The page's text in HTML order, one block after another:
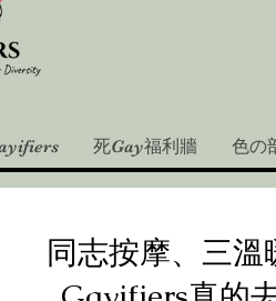
死Gay福利牆 色の
同志按摩、三溫